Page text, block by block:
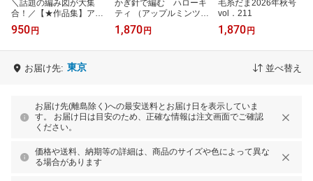
＼話題の編み図が大集
合！／【★作品集】アイ
アムオリーブ増刊号
NO.1 ハマナカ
950 円
かぎ針で編む ハローキ
ティ （アップルミンツ）
[ 寺西 恵里子 ]
1,870 円
毛糸だま2026年秋号
vol．211
1,870 円
お届け先: 東京 並べ替え
お届け先(離島除く)への最安送料とお届け日を表示していま
す。 お届け日は目安のため、正確な情報は注文画面でご確認
ください。
価格や送料、納期等の詳細は、商品のサイズや色によって異な
る場合があります